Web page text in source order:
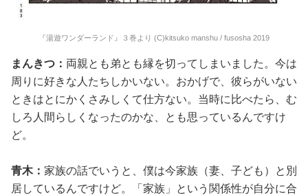
『湯遊ワンダーランド』３巻より (C)kitsuko manshu / fusosha 2019
まんきつ： 両親とも弟とも縁を切ってしまいました。今は
周りに好きな人たちしかいない。おかげで、彼らがいない
ときはとにかくさみしくて仕方ない。当時に比べたら、む
しろ人間らしくなったのかな、とも思っているんですけ
ど。
青木： 家族の話でいうと、僕は今家族（妻、子ども）と別
居しているんですけど。「家族」という関係性が自分に合